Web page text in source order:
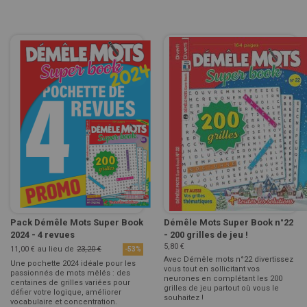
Pack Démêle Mots Super Book
2024 - 4 revues
11,00 € au lieu de 23,20 € -53%
Une pochette 2024 idéale pour les
passionnés de mots mêlés : des
centaines de grilles variées pour
défier votre logique, améliorer
vocabulaire et concentration.
Démêle Mots Super Book n°22
- 200 grilles de jeu !
5,80 €
Avec Démêle mots n°22 divertissez
vous tout en sollicitant vos
neurones en complétant les 200
grilles de jeu partout où vous le
souhaitez !